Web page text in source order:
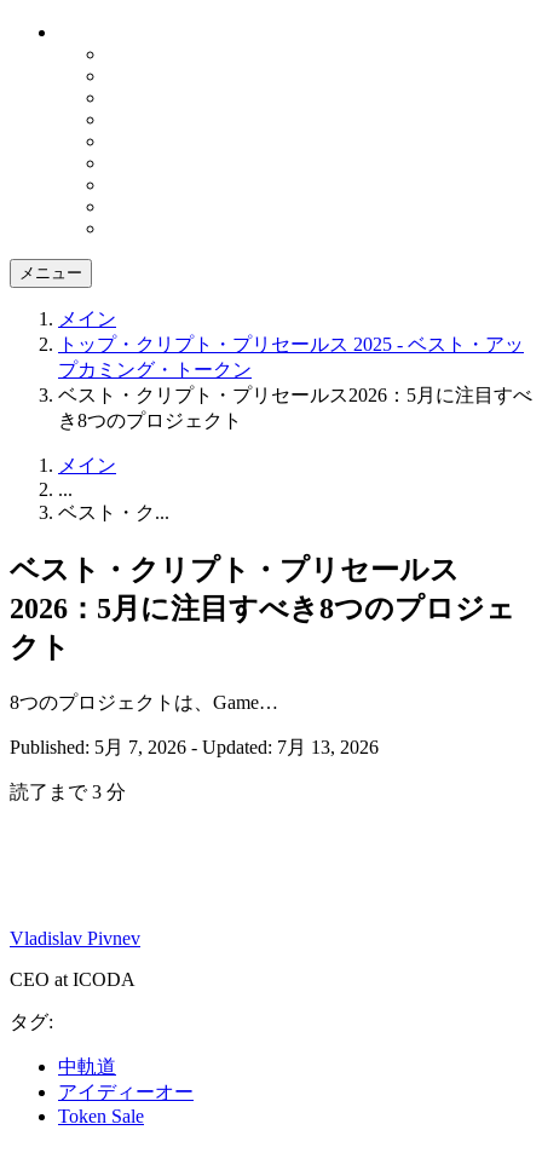
メニュー
メイン
トップ・クリプト・プリセールス 2025 - ベスト・アッ
プカミング・トークン
ベスト・クリプト・プリセールス2026：5月に注目すべ
き8つのプロジェクト
メイン
...
ベスト・ク...
ベスト・クリプト・プリセールス
2026：5月に注目すべき8つのプロジェ
クト
8つのプロジェクトは、Game…
Published: 5月 7, 2026 - Updated: 7月 13, 2026
読了まで 3 分
Vladislav Pivnev
CEO at ICODA
タグ:
中軌道
アイディーオー
Token Sale